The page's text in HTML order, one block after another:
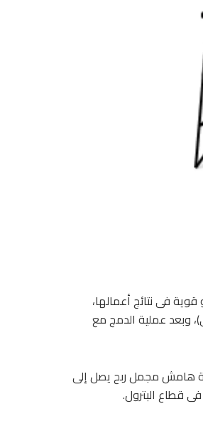
فى نتائج أعمالها،
وبعد عملية الدمج مع
الماضي، محققة هامش مجمل ربح يصل إلى